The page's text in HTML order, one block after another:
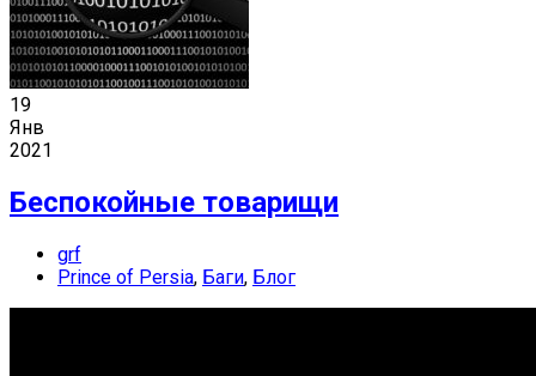
19
Янв
2021
Беспокойные товарищи
grf
Prince of Persia, Баги, Блог